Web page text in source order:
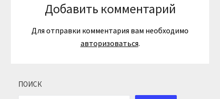
Добавить комментарий
Для отправки комментария вам необходимо
авторизоваться.
ПОИСК